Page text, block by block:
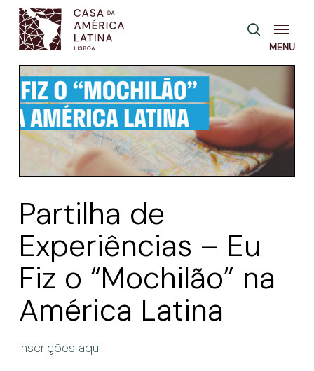
Skip
main
content
pesquisa
Menu
Partilha de
Experiências – Eu
Fiz o “Mochilão” na
América Latina
Inscrições aqui!